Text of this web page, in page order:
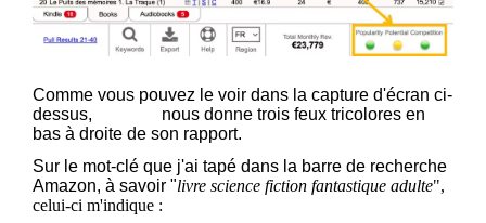
Comme vous pouvez le voir dans la capture d'écran ci-
dessus,
nous donne trois feux tricolores en
bas à droite de son rapport.
Sur le mot-clé que j'ai tapé dans la barre de recherche
Amazon, à savoir "livre science fiction fantastique adulte",
celui-ci m'indique :